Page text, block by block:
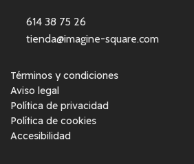
614 38 75 26
tienda@imagine-square.com
Términos y condiciones
Aviso legal
Política de privacidad
Política de cookies
Accesibilidad